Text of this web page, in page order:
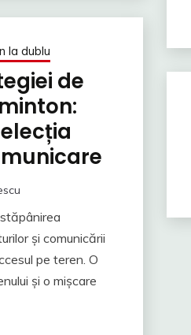
la dublu
de
și comunicării
pe teren. O
și o mișcare